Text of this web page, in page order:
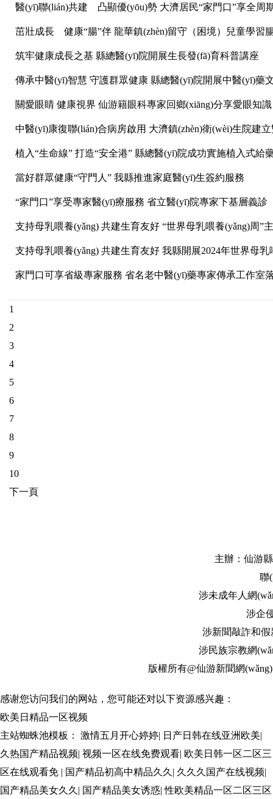
醫(yī)聯(lián)共建 凸顯優(yōu)勢 大濟居民“家門口”享全周
茁壯成長 健康“腸”伴 龍華鎮(zhèn)留守（困境）兒童學習
筑牢健康成長之基 縣總醫(yī)院開展生長發(fā)育科普講座
傳承中醫(yī)智慧 守護群眾健康 縣總醫(yī)院開展中醫(yī)藥
關愛眼睛 健康視界 仙游籍眼科專家回鄉(xiāng)分享愛眼知識
中醫(yī)康復聯(lián)合病房啟用 大濟鎮(zhèn)衛(wèi)生院建
植入“生命線” 打造“安全港” 縣總醫(yī)院成功實施植入式給
當好群眾健康“守門人” 我縣推進家庭醫(yī)生簽約服務
“家門口”享受專家醫(yī)療服務 省立醫(yī)院專家下基層義診
支持母乳喂養(yǎng) 共建生育友好 “世界母乳喂養(yǎng)周”
支持母乳喂養(yǎng) 共建生育友好 我縣開展2024年世界母乳
家門口可享省級專家服務 省名老中醫(yī)藥專家傳承工作室
1
2
3
4
5
6
7
8
9
10
下一頁
主辦：仙游
聯
涉未成年人網
涉企
涉新聞敲詐和假
涉民族宗教網
版權所有@仙游新聞網
感谢您访问我们的网站，您可能还对以下资源感兴趣：
欧美日精品一区视频
主站蜘蛛池模板： 激情五月开心婷婷| 日产日韩在线亚洲欧美|
久热国产精品视频| 视频一区在线免费观看| 欧美日韩一区二区三
区在线观看免 | 国产精品初高中精品久久 | 久久久国产在线视频|
国产精品美女久久 | 国产精品美女诱惑|性欧美精品一区二区三区